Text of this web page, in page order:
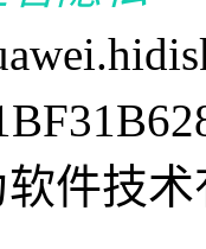
件技